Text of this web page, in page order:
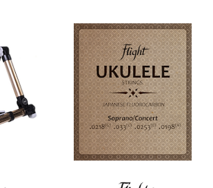
In den Warenkorb